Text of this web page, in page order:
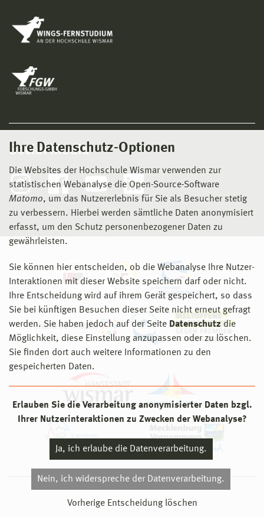
Ihre Datenschutz-Optionen
Die Websites der Hochschule Wismar verwenden zur
statistischen Webanalyse die Open-Source-Software
Matomo, um das Nutzererlebnis für Sie als Besucher stetig
zu verbessern. Hierbei werden sämtliche Daten anonymisiert
erfasst, um den Schutz personenbezogener Daten zu
gewährleisten.
Sie können hier entscheiden, ob die Webanalyse Ihre Nutzer-
Interaktionen mit dieser Website speichern darf oder nicht.
Ihre Entscheidung wird auf ihrem Gerät gespeichert, so dass
Sie bei künftigen Besuchen dieser Seite nicht erneut gefragt
werden. Sie haben jedoch auf der Seite Datenschutz die
Möglichkeit, diese Einstellung anzupassen oder zu löschen.
Sie finden dort auch weitere Informationen zu den
gespeicherten Daten.
Erlauben Sie die Verarbeitung anonymisierter Daten bzgl.
Ihrer Nutzerinteraktionen zu Zwecken der Webanalyse?
Ja, ich erlaube die Datenverarbeitung.
Nein, ich widerspreche der Datenverarbeitung.
Vorherige Entscheidung löschen
Social Media